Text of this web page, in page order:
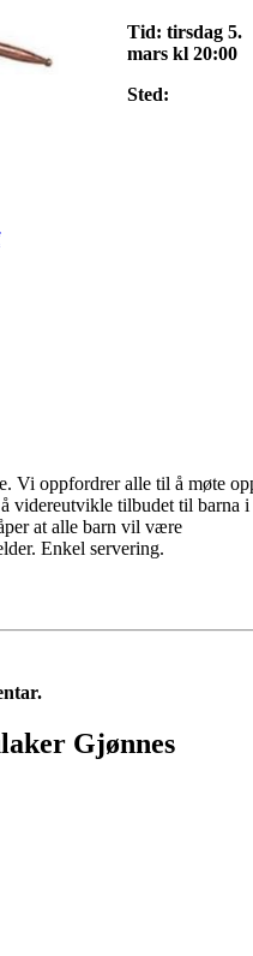
Tid: tirsdag 5.
mars kl 20:00
Sted:
Vi oppfordrer alle til å møte
videreutvikle tilbudet til barna i
at alle barn vil være
Enkel servering.
Gjønnes